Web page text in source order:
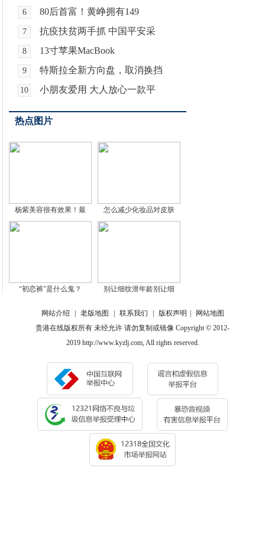
6 80后首富！黄峥拥有149
7 抗疫扶贫两手抓 中国平安采
8 13寸苹果MacBook
9 特斯拉全新方向盘，取消换挡
10 小朋友爱用 大人放心一款平
热点图片
杨紫美容很有效果！最 怎么减少化妆品对皮肤
“初恋裤”是什么鬼？ 别让细纹泄年龄别让细
网站介绍 老版地图 联系我们 版权声明
网站地图
贵港在线版权所有 未经允许 请勿复制或镜像 Copyright © 2012-
2019 http://www.kyzlj.com, All rights reserved.